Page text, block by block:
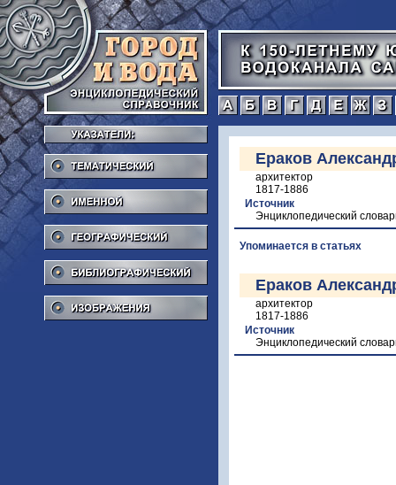
Тематический
Именной
Географический
Изображения
а б в г
Ераков
архитектор
1817-1886
Источник
Энциклопедический
Упоминается в статьях
Ераков
архитектор
1817-1886
Источник
Энциклопедический